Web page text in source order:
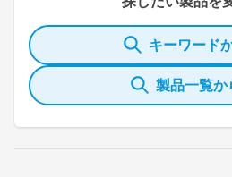
キーワード
製品一覧か